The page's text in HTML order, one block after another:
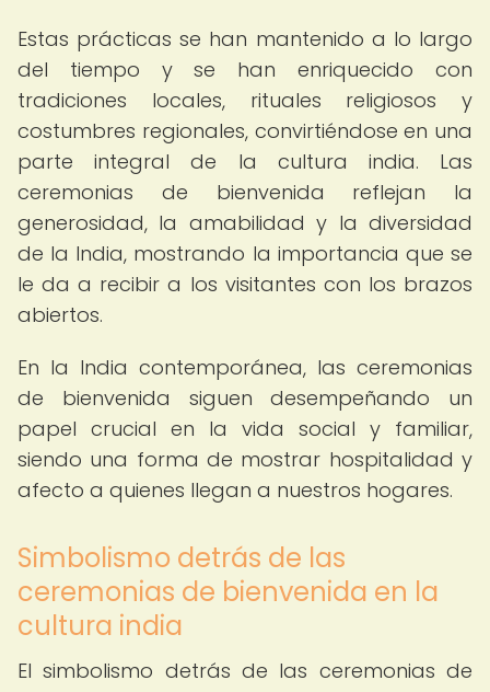
Estas prácticas se han mantenido a lo largo
del tiempo y se han enriquecido con
tradiciones locales, rituales religiosos y
costumbres regionales, convirtiéndose en una
parte integral de la cultura india. Las
ceremonias de bienvenida reflejan la
generosidad, la amabilidad y la diversidad
de la India, mostrando la importancia que se
le da a recibir a los visitantes con los brazos
abiertos.
En la India contemporánea, las ceremonias
de bienvenida siguen desempeñando un
papel crucial en la vida social y familiar,
siendo una forma de mostrar hospitalidad y
afecto a quienes llegan a nuestros hogares.
Simbolismo detrás de las
ceremonias de bienvenida en la
cultura india
El simbolismo detrás de las ceremonias de